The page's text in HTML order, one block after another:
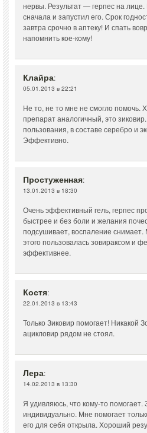
нервы. Результат — герпес на
сначала и запустил его. Срок
завтра срочно в аптеку! И спать
напомнить кое-кому!
Клайра:
05.01.2013 в 22:21
Не то, не то мне не смогло помочь.
препарат аналогичный, это
пользования, в составе серебро и
Эффективно.
Простуженная:
13.01.2013 в 18:30
Очень эффективный гель, герпес
быстрее и без боли и желания
подсушивает, воспаление
этого пользовалась зовираксом и
эффективнее.
Костя:
22.01.2013 в 13:43
Только Зиковир помогает! Никакой
ацикловир рядом не стоял.
Лера:
14.02.2013 в 13:30
Я удивляюсь, что кому-то помогает.
индивидуально. Мне помогает
его для себя открыла. Хороший